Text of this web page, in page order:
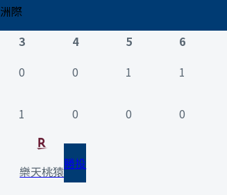
洲際
3 4 5 6
0 0 1 1
1 0 0 0
樂天桃猿勝投